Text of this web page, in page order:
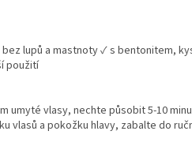
lupů a mastnoty ✓ s bentonitem,
použití
umyté vlasy, nechte působit 5-10
vlasů a pokožku hlavy, zabalte do